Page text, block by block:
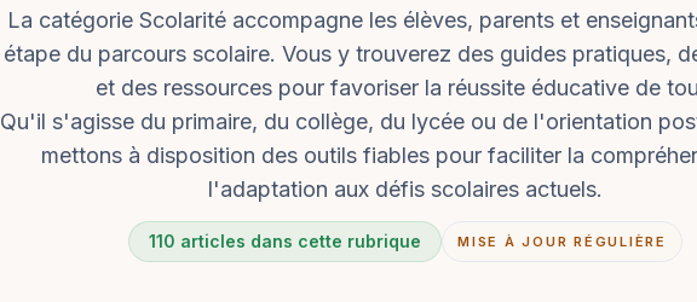
La catégorie Scolarité accompagne les élèves, parents et
étape du parcours scolaire. Vous y trouverez des guides pratiques,
et des ressources pour favoriser la réussite éducative de
Qu'il s'agisse du primaire, du collège, du lycée ou de l'orientation
mettons à disposition des outils fiables pour faciliter la
l'adaptation aux défis scolaires actuels.
110 articles dans cette rubrique MISE À JOUR RÉGULIÈRE